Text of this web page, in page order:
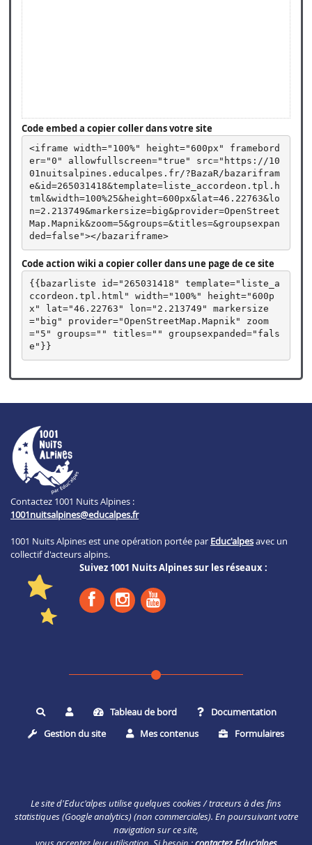
Code embed a copier coller dans votre site
<iframe width="100%" height="600px" framebord
er="0" allowfullscreen="true" src="https://10
01nuitsalpines.educalpes.fr/?BazaR/bazarifram
e&id=265031418&template=liste_accordeon.tpl.h
tml&width=100%25&height=600px&lat=46.22763&lo
n=2.213749&markersize=big&provider=OpenStreet
Map.Mapnik&zoom=5&groups=&titles=&groupsexpan
ded=false"></bazariframe>
Code action wiki a copier coller dans une page de ce site
{{bazarliste id="265031418" template="liste_a
ccordeon.tpl.html" width="100%" height="600p
x" lat="46.22763" lon="2.213749" markersize
="big" provider="OpenStreetMap.Mapnik" zoom
="5" groups="" titles="" groupsexpanded="fals
e"}}
Contactez 1001 Nuits Alpines :
1001nuitsalpines@educalpes.fr
1001 Nuits Alpines est une opération portée par Educ'alpesavec un
collectif d'acteurs alpins.
Suivez 1001 Nuits Alpines sur les réseaux :
Rechercher Tableau de bord
Documentation
Gestion du site
Mes contenus Formulaires
Le site d'Educ'alpes utilise quelques cookies / traceurs à des fins
statistiques (Google analytics) (non commerciales). En poursuivant votre
navigation sur ce site,